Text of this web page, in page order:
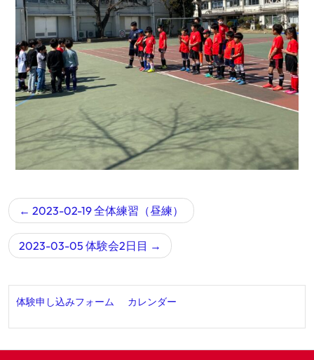
2023-02-19 全体練習（昼練）
2023-03-05 体験会2日目
体験申し込みフォーム カレンダー